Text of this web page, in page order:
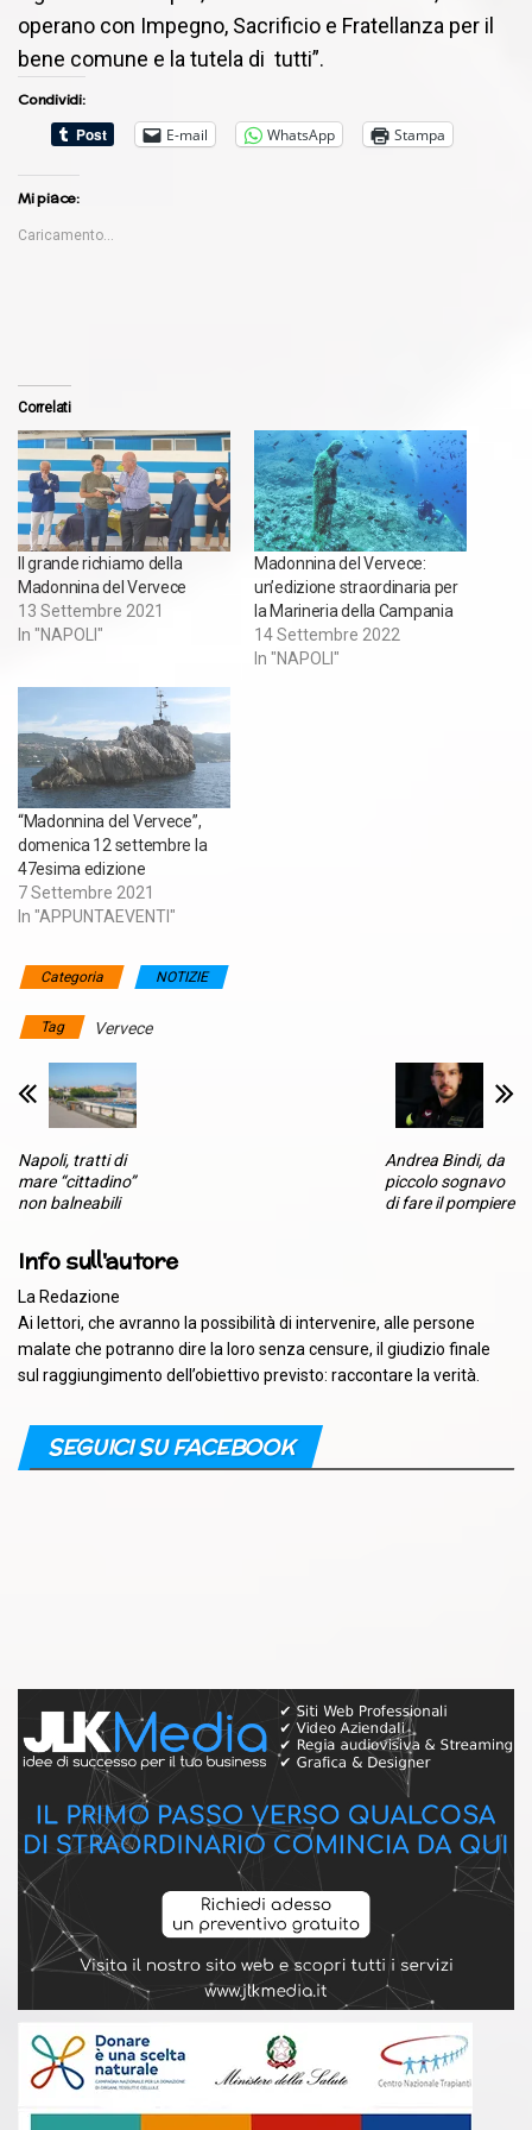
operano con Impegno, Sacrificio e Fratellanza per il
bene comune e la tutela di tutti”.
Condividi:
E-mail
WhatsApp Stampa
Mi piace:
Caricamento...
Correlati
Il grande richiamo della
Madonnina del Vervece
13 Settembre 2021
In "NAPOLI"
Madonnina del Vervece:
un’edizione straordinaria per
la Marineria della Campania
14 Settembre 2022
In "NAPOLI"
“Madonnina del Vervece”,
domenica 12 settembre la
47esima edizione
7 Settembre 2021
In "APPUNTAEVENTI"
Categoria NOTIZIE
Tag Vervece
Napoli, tratti di
mare “cittadino”
non balneabili
Andrea Bindi, da
piccolo sognavo
di fare il pompiere
Info sull'autore
La Redazione
Ai lettori, che avranno la possibilità di intervenire, alle persone
malate che potranno dire la loro senza censure, il giudizio finale
sul raggiungimento dell’obiettivo previsto: raccontare la verità.
SEGUICI SU FACEBOOK